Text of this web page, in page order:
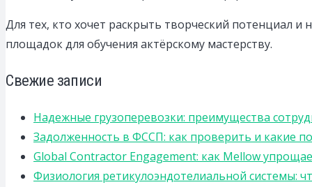
Для тех, кто хочет раскрыть творческий потенциал и
площадок для обучения актёрскому мастерству.
Свежие записи
Надежные грузоперевозки: преимущества
Задолженность в ФССП: как проверить и какие
Global Contractor Engagement: как Mellow
Физиология ретикулоэндотелиальной системы: